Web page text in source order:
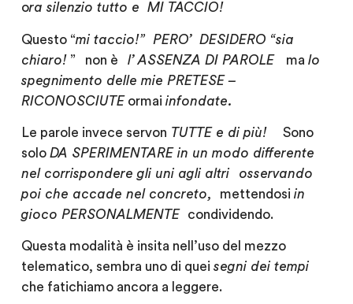
ora silenzio tutto e MI TACCIO!
Questo “mi taccio!” PERO’ DESIDERO “sia
chiaro! ” non è l’ASSENZA DI PAROLE ma lo
spegnimento delle mie PRETESE –
RICONOSCIUTE ormai infondate.
Le parole invece servon TUTTE e di più! Sono
solo DA SPERIMENTARE in un modo differente
nel corrispondere gli uni agli altri
osservando
poi che accade nel concreto, mettendosi in
gioco PERSONALMENTE condividendo.
Questa modalità è insita nell’uso del mezzo
telematico, sembra uno di quei segni dei tempi
che fatichiamo ancora a leggere.